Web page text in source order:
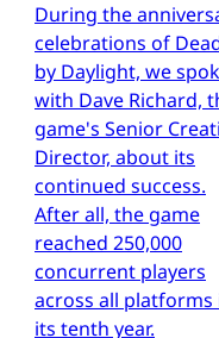
During the
celebrations of
by Daylight, we
with Dave Richard,
game's Senior
Director, about its
continued success.
After all, the game
reached 250,000
concurrent players
across all platforms
its tenth year.